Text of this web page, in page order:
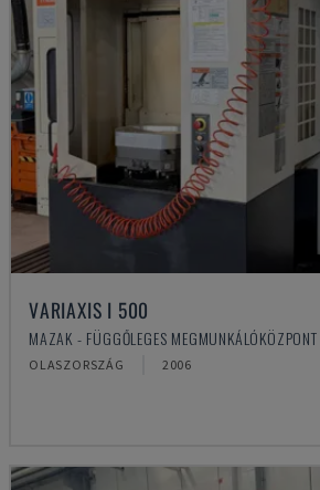
VARIAXIS I 500
MAZAK - FÜGGŐLEGES MEGMUNKÁLÓKÖZPONT
OLASZORSZÁG 2006